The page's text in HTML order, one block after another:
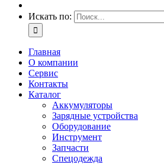
Искать по:
Главная
О компании
Сервис
Контакты
Каталог
Аккумуляторы
Зарядные устройства
Оборудование
Инструмент
Запчасти
Спецодежда